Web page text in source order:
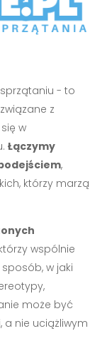
- to
z
w
Łączymy
,
którzy marzą
wspólnie
w jaki
może być
nie uciążliwym